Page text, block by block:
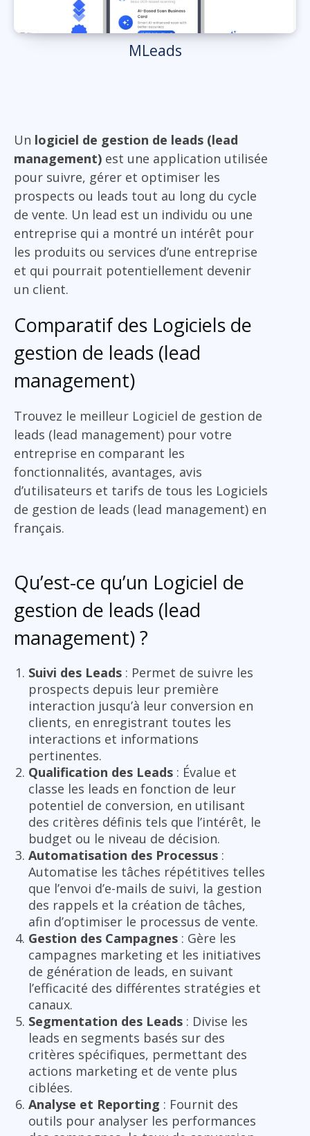
MLeads
Un logiciel de gestion de leads (lead
management) est une application utilisée
pour suivre, gérer et optimiser les
prospects ou leads tout au long du cycle
de vente. Un lead est un individu ou une
entreprise qui a montré un intérêt pour
les produits ou services d’une entreprise
et qui pourrait potentiellement devenir
un client.
Comparatif des Logiciels de
gestion de leads (lead
management)
Trouvez le meilleur Logiciel de gestion de
leads (lead management) pour votre
entreprise en comparant les
fonctionnalités, avantages, avis
d’utilisateurs et tarifs de tous les Logiciels
de gestion de leads (lead management) en
français.
Qu’est-ce qu’un Logiciel de
gestion de leads (lead
management) ?
Suivi des Leads : Permet de suivre les
prospects depuis leur première
interaction jusqu’à leur conversion en
clients, en enregistrant toutes les
interactions et informations
pertinentes.
Qualification des Leads : Évalue et
classe les leads en fonction de leur
potentiel de conversion, en utilisant
des critères définis tels que l’intérêt, le
budget ou le niveau de décision.
Automatisation des Processus :
Automatise les tâches répétitives telles
que l’envoi d’e-mails de suivi, la gestion
des rappels et la création de tâches,
afin d’optimiser le processus de vente.
Gestion des Campagnes : Gère les
campagnes marketing et les initiatives
de génération de leads, en suivant
l’efficacité des différentes stratégies et
canaux.
Segmentation des Leads : Divise les
leads en segments basés sur des
critères spécifiques, permettant des
actions marketing et de vente plus
ciblées.
Analyse et Reporting : Fournit des
outils pour analyser les performances